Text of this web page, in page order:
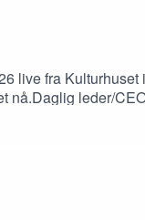
live fra Kulturhuset
nå.Daglig leder/
flere utleieboliger
Gjertrud